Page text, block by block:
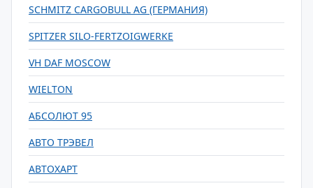
SCHMITZ CARGOBULL AG (ГЕРМАНИЯ)
SPITZER SILO-FERTZOIGWERKE
VH DAF MOSCOW
WIELTON
АБСОЛЮТ 95
АВТО ТРЭВЕЛ
АВТОХАРТ